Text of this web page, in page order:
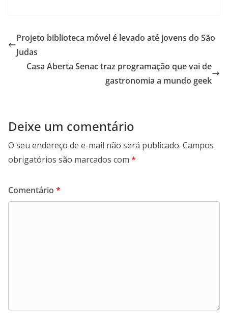
b
o
o
k
s
p
e
n
g
m
Projeto biblioteca móvel é levado até jovens do São
Judas
Casa Aberta Senac traz programação que vai de
gastronomia a mundo geek
Deixe um comentário
O seu endereço de e-mail não será publicado. Campos
obrigatórios são marcados com *
Comentário *